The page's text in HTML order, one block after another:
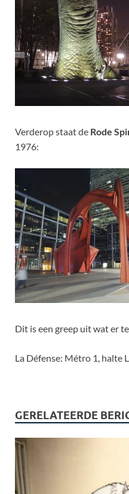
Verderop staat de Rode
1976:
Dit is een greep uit wat er
La Défense: Métro 1, halte
GERELATEERDE